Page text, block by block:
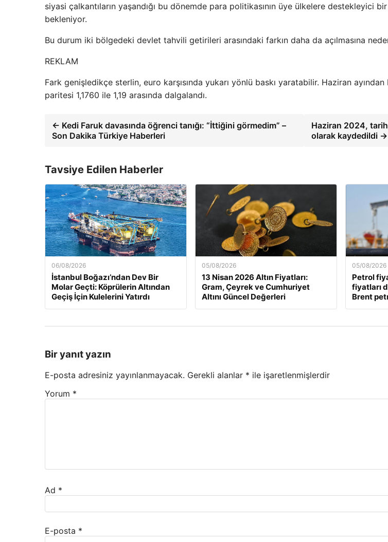
siyasi çalkantıların yaşandığı bu dönemde para politikasının üye ülkelere destekleyici
bekleniyor.
Bu durum iki bölgedeki devlet tahvili getirileri arasındaki farkın daha da açılmasına
REKLAM
Fark genişledikçe sterlin, euro karşısında yukarı yönlü baskı yaratabilir. Haziran
paritesi 1,1760 ile 1,19 arasında dalgalandı.
← Kedi Faruk davasında öğrenci tanığı: “İttiğini görmedim” –
Son Dakika Türkiye Haberleri
Haziran 2024,
olarak kaydedildi →
Tavsiye Edilen Haberler
06/08/2026
İstanbul Boğazı’ndan Dev Bir
Molar Geçti: Köprülerin Altından
Geçiş İçin Kulelerini Yatırdı
05/08/2026
13 Nisan 2026 Altın Fiyatları:
Gram, Çeyrek ve Cumhuriyet
Altını Güncel Değerleri
05/08/2026
Petrol
fiyatları
Brent
Bir yanıt yazın
E-posta adresiniz yayınlanmayacak. Gerekli alanlar * ile işaretlenmişlerdir
Yorum *
Ad *
E-posta *